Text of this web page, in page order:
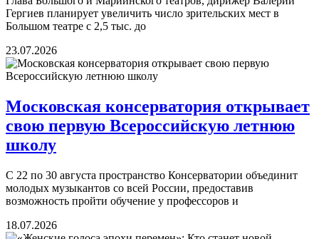
Гергиев планирует увеличить число зрительских мест в
Большом театре с 2,5 тыс. до
23.07.2026
Московская консерватория открывает
свою первую Всероссийскую летнюю
школу
С 22 по 30 августа пространство Консерватории объединит
молодых музыкантов со всей России, предоставив
возможность пройти обучение у профессоров и
18.07.2026